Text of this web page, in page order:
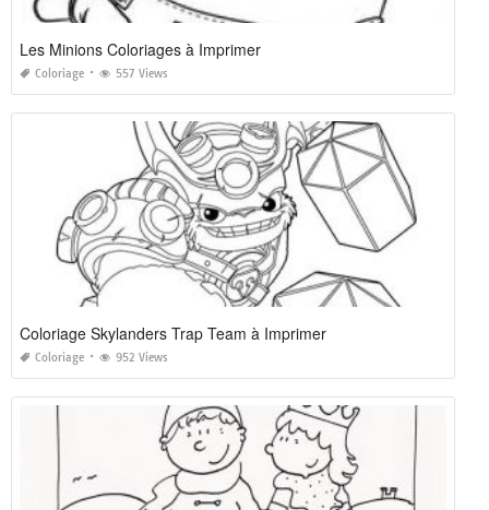
Les Minions Coloriages à Imprimer
Coloriage 557 Views
Coloriage Skylanders Trap Team à Imprimer
Coloriage 952 Views